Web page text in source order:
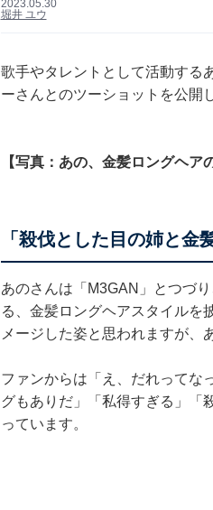
2023.05.30
堀井 ユウ
歌手やタレントとして活動する
ーさんとのツーショットを公開
【写真：あの、金髪ロングヘア
「殺伐とした目の姉と金
あのさんは「M3GAN」とつづ
る、金髪ロングヘアスタイルを
メージした姿と思われますが、
ファンからは「え、だれってな
グもありだ」「私得すぎる」「
っています。